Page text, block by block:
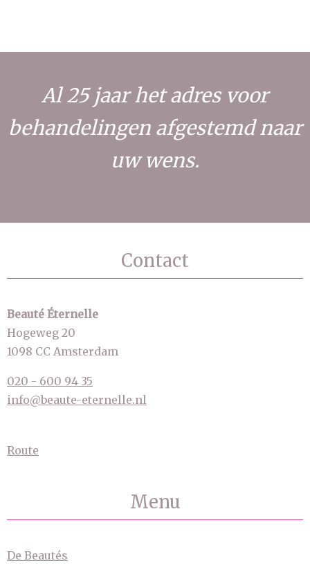
Al 25 jaar het adres voor
behandelingen afgestemd naar
uw wens.
Contact
Beauté Éternelle
Hogeweg 20
1098 CC Amsterdam
020 - 600 94 35
info@beaute-eternelle.nl
Route
Menu
De Beautés